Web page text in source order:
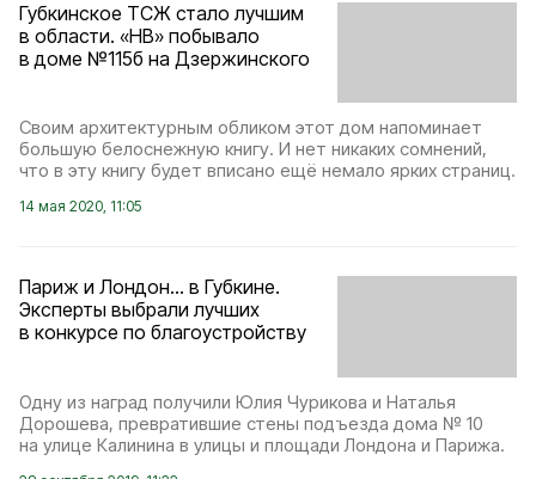
Губкинское ТСЖ стало лучшим
в области. «НВ» побывало
в доме №115б на Дзержинского
Своим архитектурным обликом этот дом напоминает
большую белоснежную книгу. И нет никаких сомнений,
что в эту книгу будет вписано ещё немало ярких страниц.
14 мая 2020, 11:05
Париж и Лондон… в Губкине.
Эксперты выбрали лучших
в конкурсе по благоустройству
Одну из наград получили Юлия Чурикова и Наталья
Дорошева, превратившие стены подъезда дома № 10
на улице Калинина в улицы и площади Лондона и Парижа.